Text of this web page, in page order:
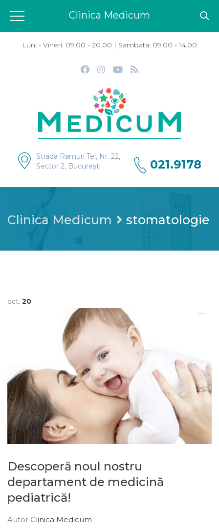
Luni - Vineri: 09.00 - 20.00 | Sambata: 09.00 - 14.00
Strada Ramuri Tei, Nr. 22,
Sector 2, București
021.9178
Clinica Medicum stomatologie
oct. 20
Descoperă noul nostru
departament de medicină
pediatrică!
Autor Clinica Medicum
Clinica Medicum